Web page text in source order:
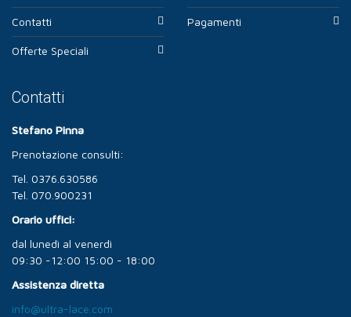
Contatti
Offerte Speciali
Pagamenti
Contatti
Stefano Pinna
Prenotazione consulti:
Tel. 0376.630586
Tel. 070.900231
Orario uffici:
dal lunedì al venerdì
09:30 -12:00 15:00 - 18:00
Assistenza diretta
info@ultra-lace.com